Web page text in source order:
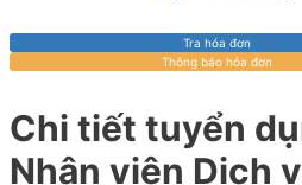
Tra hóa đơn
Thông báo hóa đơn
Chi tiết tuyển
Nhân viên Dịch